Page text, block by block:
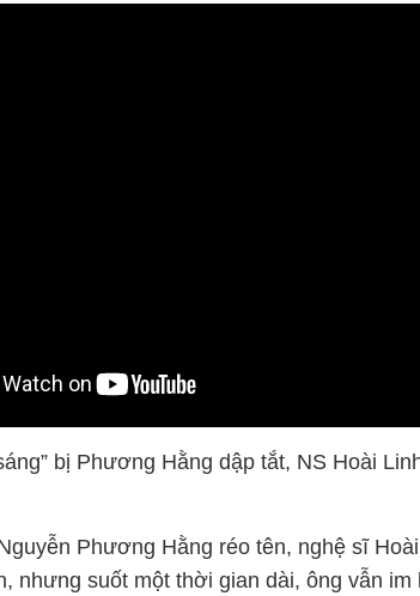
bị Phương Hằng dập tắt, NS Hoài
Phương Hằng réo tên, nghệ sĩ
nhưng suốt một thời gian dài, ông vẫn im